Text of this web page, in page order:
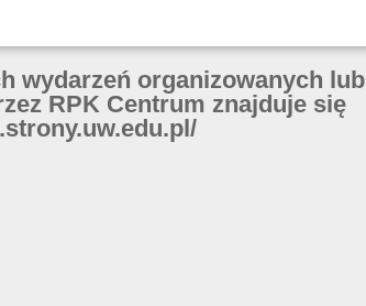
wydarzeń organizowanych lub
RPK Centrum znajduje się